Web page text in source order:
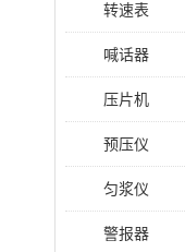
转速表
喊话器
压片机
预压仪
匀浆仪
警报器